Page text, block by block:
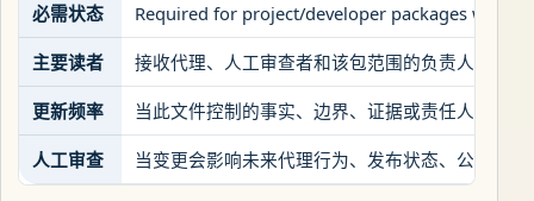
必需状态 Required for project/developer packages with
主要读者 接收代理、人工审查者和该包范围的负责人
更新频率 当此文件控制的事实、边界、证据或责任人发生
人工审查 当变更会影响未来代理行为、发布状态、公共声